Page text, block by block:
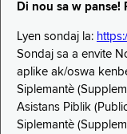
Di nou sa w panse!
Lyen sondaj la:
Sondaj sa a envite
aplike ak/oswa
Siplemantè
Asistans Piblik
Siplemantè